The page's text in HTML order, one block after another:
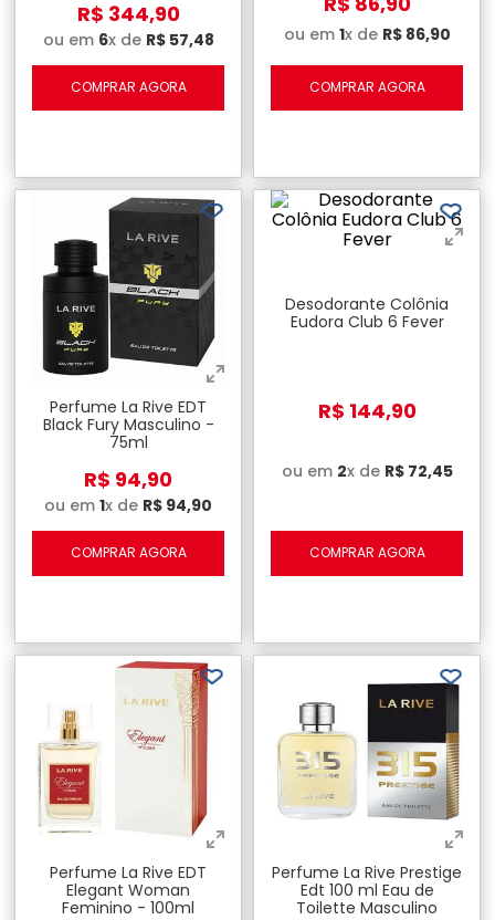
R$ 344,90
ou em 6x de R$ 57,48
COMPRAR AGORA
ou em 1x de R$ 86,90
COMPRAR AGORA
Perfume La Rive EDT
Black Fury Masculino -
75ml
R$ 94,90
ou em 1x de R$ 94,90
COMPRAR AGORA
Desodorante Colônia
Eudora Club 6 Fever
R$ 144,90
ou em 2x de R$ 72,45
COMPRAR AGORA
Perfume La Rive EDT
Elegant Woman
Feminino - 100ml
Perfume La Rive Prestige
Edt 100 ml Eau de
Toilette Masculino